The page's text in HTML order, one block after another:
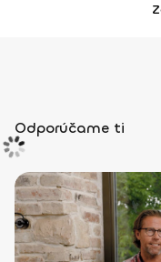
Odporúčame ti